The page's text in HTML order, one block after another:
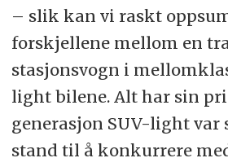
– slik kan vi raskt
forskjellene mellom en
stasjonsvogn i
light bilene. Alt har sin
generasjon SUV-light var
stand til å konkurrere